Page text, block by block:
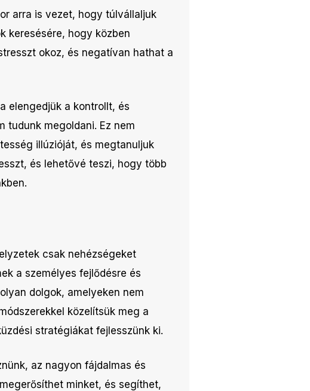
arra is vezet, hogy túlvállaljuk
keresésére, hogy közben
okoz, és negatívan hathat a
elengedjük a kontrollt, és
tudunk megoldani. Ez nem
illúzióját, és megtanuljuk
és lehetővé teszi, hogy több
csak nehézségeket
a személyes fejlődésre és
dolgok, amelyeken nem
közelítsük meg a
stratégiákat fejlesszünk ki.
az nagyon fájdalmas és
minket, és segíthet,